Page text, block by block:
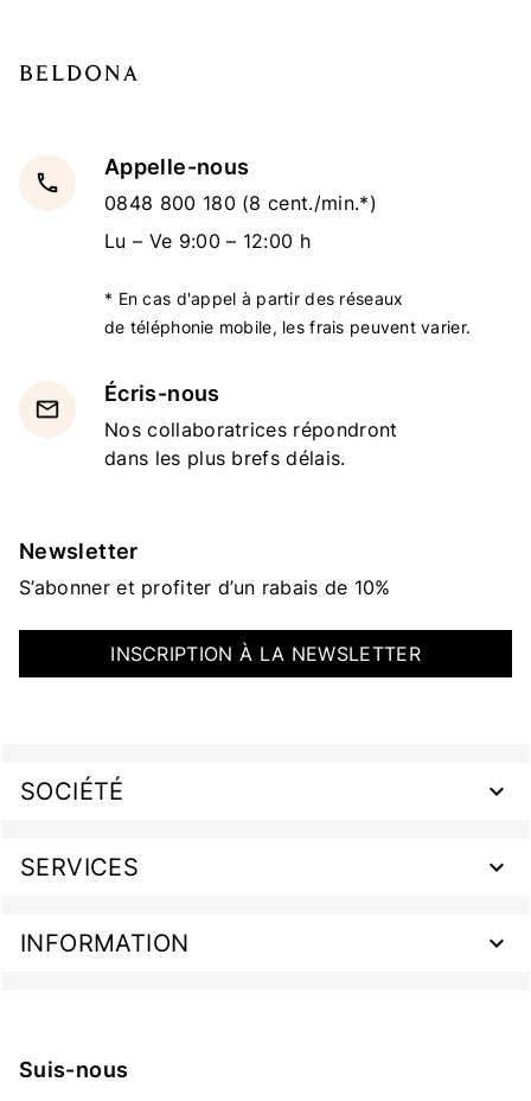
local_phone
Appelle-nous
0848 800 180 (8 cent./min.*)
Lu – Ve 9:00 – 12:00 h
* En cas d'appel à partir des réseaux
de téléphonie mobile, les frais peuvent varier.
email
Écris-nous
Nos collaboratrices répondront
dans les plus brefs délais.
Newsletter
S’abonner et profiter d’un rabais de 10%
INSCRIPTION À LA NEWSLETTER
SOCIÉTÉ
SERVICES
INFORMATION
Suis-nous